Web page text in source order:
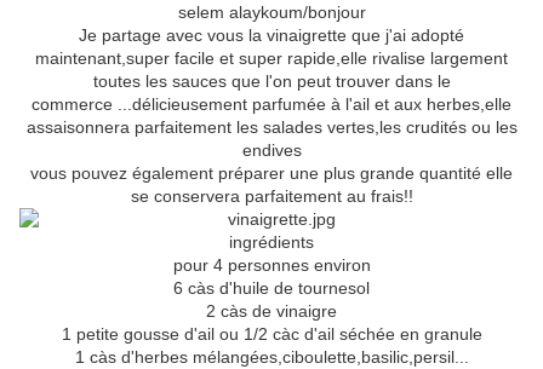
selem alaykoum/bonjour
Je partage avec vous la vinaigrette que j'ai adopté
maintenant,super facile et super rapide,elle rivalise largement
toutes les sauces que l'on peut trouver dans le
commerce ...délicieusement parfumée à l'ail et aux herbes,elle
assaisonnera parfaitement les salades vertes,les crudités ou les
endives
vous pouvez également préparer une plus grande quantité elle
se conservera parfaitement au frais!!
ingrédients
pour 4 personnes environ
6 càs d'huile de tournesol
2 càs de vinaigre
1 petite gousse d'ail ou 1/2 càc d'ail séchée en granule
1 càs d'herbes mélangées,ciboulette,basilic,persil...